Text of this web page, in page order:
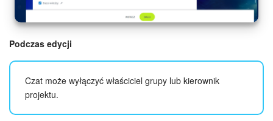
Podczas edycji
Czat może wyłączyć właściciel grupy lub kierownik
projektu.